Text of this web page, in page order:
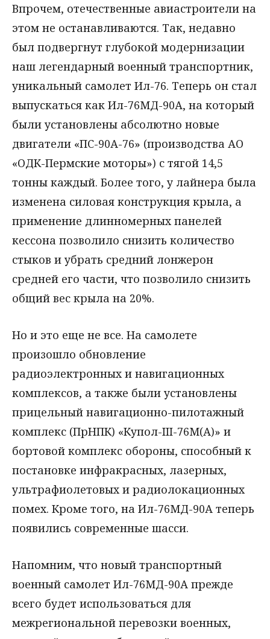
Впрочем, отечественные авиастроители на
этом не останавливаются. Так, недавно
был подвергнут глубокой модернизации
наш легендарный военный транспортник,
уникальный самолет Ил-76. Теперь он стал
выпускаться как Ил-76МД-90А, на который
были установлены абсолютно новые
двигатели «ПС-90А-76» (производства АО
«ОДК-Пермские моторы») с тягой 14,5
тонны каждый. Более того, у лайнера была
изменена силовая конструкция крыла, а
применение длинномерных панелей
кессона позволило снизить количество
стыков и убрать средний лонжерон
средней его части, что позволило снизить
общий вес крыла на 20%.
Но и это еще не все. На самолете
произошло обновление
радиоэлектронных и навигационных
комплексов, а также были установлены
прицельный навигационно-пилотажный
комплекс (ПрНПК) «Купол-III-76М(А)» и
бортовой комплекс обороны, способный к
постановке инфракрасных, лазерных,
ультрафиолетовых и радиолокационных
помех. Кроме того, на Ил-76МД-90А теперь
появились современные шасси.
Напомним, что новый транспортный
военный самолет Ил-76МД-90А прежде
всего будет использоваться для
межрегиональной перевозки военных,